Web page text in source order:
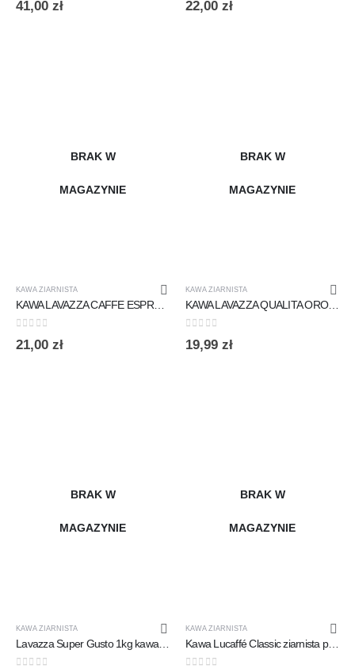
41,00 zł 22,00 zł
BRAK W
MAGAZYNIE
KAWA ZIARNISTA
KAWA LAVAZZA CAFFE ESPRESSO ITALIANO CLASSICO 250G ZIARNISTA
0out of 5
21,00 zł
BRAK W
MAGAZYNIE
KAWA ZIARNISTA
KAWA LAVAZZA QUALITA ORO 250G ZIARNISTA
0 out of 5
19,99 zł
BRAK W
MAGAZYNIE
KAWA ZIARNISTA
BRAK W
MAGAZYNIE
KAWA ZIARNISTA
Kawa Lucaffé Classic ziarnista puszka 250g